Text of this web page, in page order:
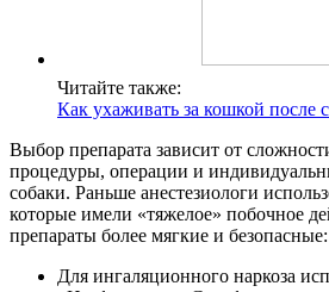
Читайте также:
Как ухаживать за кошкой после
Выбор препарата зависит от
процедуры, операции и
собаки. Раньше анестезиологи
которые имели «тяжелое» побочное
препараты более мягкие и безопасные:
Для ингаляционного наркоза